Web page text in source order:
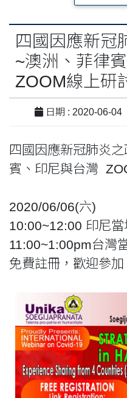
四國因應新冠
~澳洲、菲律
ZOOM線上研
日期 : 2020-06-04
四國因應新冠肺炎
賓、印尼與台灣
2020/06/06(六)
10:00~12:00 印尼當
11:00~1:00pm台灣
免費註冊，歡迎參加